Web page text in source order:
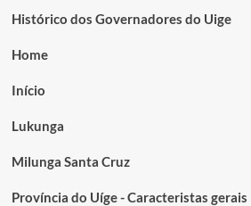
Histórico dos Governadores do Uige
Home
Início
Lukunga
Milunga Santa Cruz
Província do Uíge - Caracteristas gerais